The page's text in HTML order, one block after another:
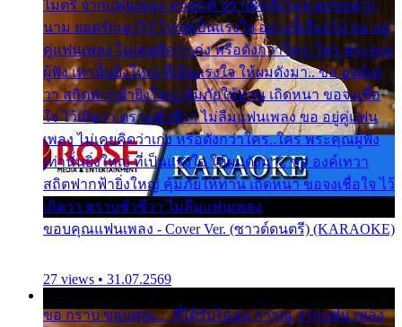
ไมตรี จากแฟนเพลง ทุกทุกที่ ปราณีหลั่งไหล ผมขอฝาก
นาม ยอดรักเอาไว้ โปรดเป็นแรงใจ อย่างนี้เรื่อยไป ขอ อยู่
คู่แฟนเพลง ไม่เคยคิดว่าเก่ง หรือดังกว่าใคร..ใคร พระคุณ
ผู้ฟัง เท่านั้นยิ่งใหญ่ ที่เป็นแรงใจ ให้ผมดังมา.. ขอ องค์เท
วา สถิตฟากฟ้ายิ่งใหญ่ คุ้มภัยให้ท่าน เถิดหนา ขอจงเชื่อ
ใจ ไว้เถิดว่า ตราบชั่วชีวา ไม่ลืมแฟนเพลง ขอ อยู่คู่แฟน
เพลง ไม่เคยคิดว่าเก่ง หรือดังกว่าใคร..ใคร พระคุณผู้ฟัง
เท่านั้นยิ่งใหญ่ ที่เป็นแรงใจ ให้ผมดังมา.. ขอ องค์เทวา
สถิตฟากฟ้ายิ่งใหญ่ คุ้มภัยให้ท่าน เถิดหนา ขอจงเชื่อใจ ไว้
เถิดว่า ตราบชั่วชีวา ไม่ลืมแฟนเพลง
ขอบคุณแฟนเพลง - Cover Ver. (ซาวด์ดนตรี) (KARAOKE)
27 views • 31.07.2569
ขอ กราบ ขอบคุณ.... ที่ได้รับไออุ่น การุณ จากแฟน เพลง